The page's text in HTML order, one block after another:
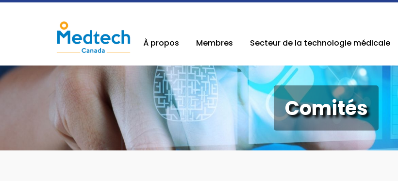
À propos Membres Secteur de la technologie médicale
Comités